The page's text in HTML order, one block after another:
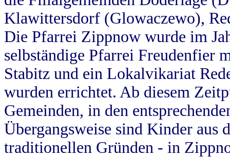
Klawittersdorf (Glowaczewo),
Die Pfarrei Zippnow wurde im
selbständige Pfarrei Freudenfier
Stabitz und ein Lokalvikariat
wurden errichtet. Ab diesem
Gemeinden, in den
Übergangsweise sind Kinder aus
traditionellen Gründen - in